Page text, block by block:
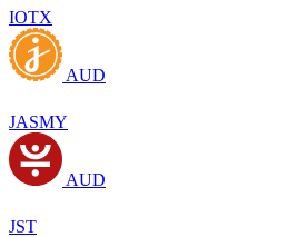
IOTX
AUD
JASMY
AUD
JST